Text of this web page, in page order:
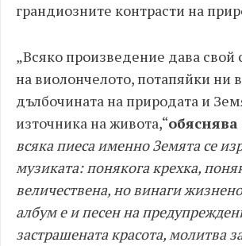
грандиозните контрасти на
„Всяко произведение дава свой
на виолончелото, потапяйки ни
дълбочината на природата и
източника на живота,“обяснява
всяка пиеса именно Земята се
музиката: понякога крехка,
величествена, но винаги
албум е и песен на
застрашената красота, молитва